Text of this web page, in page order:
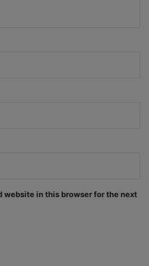
website in this browser for the next